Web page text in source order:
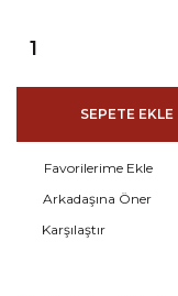
SEPETE EKLE
Arkadaşına Öner
Karşılaştır